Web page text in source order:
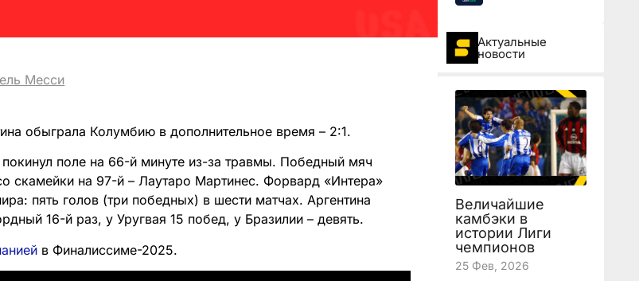
Месси
обыграла Колумбию в дополнительное время – 2:1.
поле на 66-й минуте из-за травмы. Победный мяч
скамейки на 97-й – Лаутаро Мартинес. Форвард «Интера»
пять голов (три победных) в шести матчах. Аргентина
16-й раз, у Уругвая 15 побед, у Бразилии – девять.
в Финалиссиме-2025.
Актуальные
новости
Величайшие
камбэки в
истории Лиги
чемпионов
25 Фев, 2026